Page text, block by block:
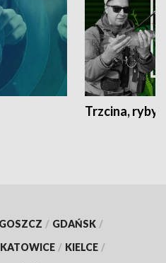
Trzcina, ryby
/ GDAŃSK /
KATOWICE / KIELCE /